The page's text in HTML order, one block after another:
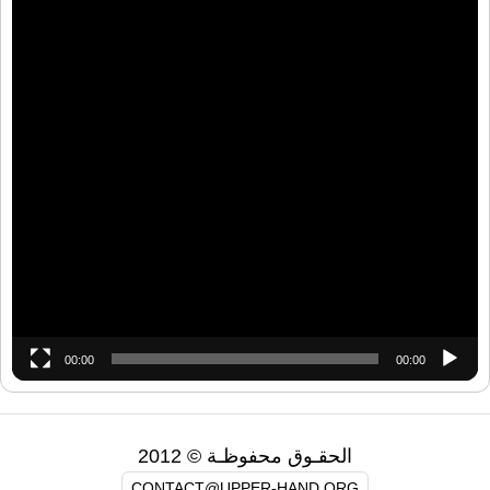
00:00
00:00
الحقـوق محفوظـة © 2012